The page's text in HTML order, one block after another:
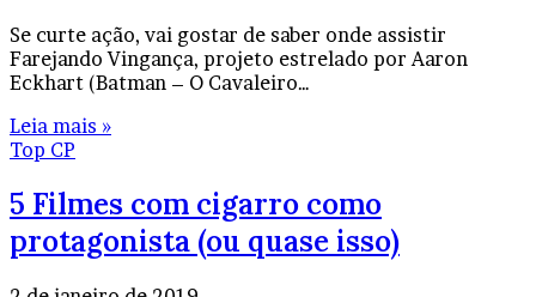
Se curte ação, vai gostar de saber onde assistir
Farejando Vingança, projeto estrelado por Aaron
Eckhart (Batman – O Cavaleiro…
Leia mais »
Top CP
5 Filmes com cigarro como
protagonista (ou quase isso)